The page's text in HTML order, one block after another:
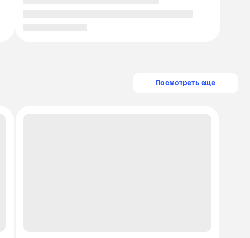
Посмотреть еще